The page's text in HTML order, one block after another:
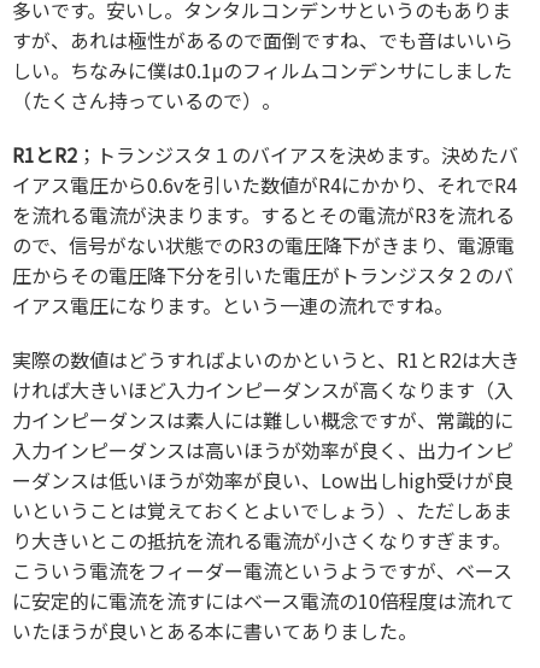
多いです。安いし。タンタルコンデンサというのもありま
すが、あれは極性があるので面倒ですね、でも音はいいら
しい。ちなみに僕は0.1μのフィルムコンデンサにしました
（たくさん持っているので）。
R1とR2 ；トランジスタ１のバイアスを決めます。決めたバ
イアス電圧から0.6vを引いた数値がR4にかかり、それでR4
を流れる電流が決まります。するとその電流がR3を流れる
ので、信号がない状態でのR3の電圧降下がきまり、電源電
圧からその電圧降下分を引いた電圧がトランジスタ２のバ
イアス電圧になります。という一連の流れですね。
実際の数値はどうすればよいのかというと、R1とR2は大き
ければ大きいほど入力インピーダンスが高くなります（入
力インピーダンスは素人には難しい概念ですが、常識的に
入力インピーダンスは高いほうが効率が良く、出力インピ
ーダンスは低いほうが効率が良い、Low出しhigh受けが良
いということは覚えておくとよいでしょう）、ただしあま
り大きいとこの抵抗を流れる電流が小さくなりすぎます。
こういう電流をフィーダー電流というようですが、ベース
に安定的に電流を流すにはベース電流の10倍程度は流れて
いたほうが良いとある本に書いてありました。